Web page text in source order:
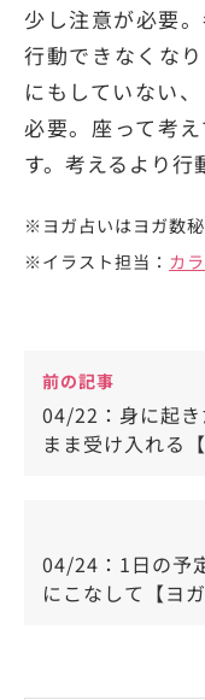
少し注意が必要
行動できなくな
にもしていない
必要。座って考
す。考えるより行
※ヨガ占いはヨガ数秘
※イラスト担当： カ
前の記事
04/22：身に起き
まま受け入れる
04/24：1日の予
にこなして【ヨガ